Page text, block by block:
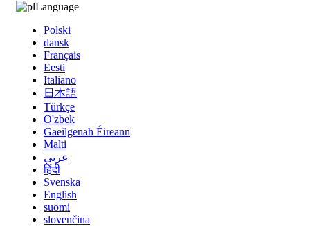
Language
Polski
dansk
Français
Eesti
Italiano
日本語
Türkçe
O'zbek
Gaeilgenah Éireann
Malti
عربي
हिंदी
Svenska
English
suomi
slovenčina